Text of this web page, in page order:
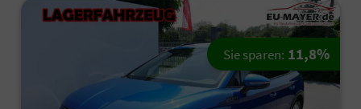
Sie sparen: 11,8%